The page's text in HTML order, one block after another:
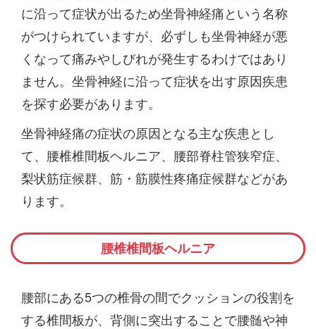
に沿って症状が出るため坐骨神経痛という名称
がつけられていますが、必ずしも坐骨神経が悪
くなって痛みやしびれが発生するわけではあり
ません。坐骨神経に沿って症状を出す原因疾患
を探す必要があります。
坐骨神経痛の症状の原因となる主な疾患とし
て、腰椎椎間板ヘルニア、腰部脊柱管狭窄症、
梨状筋症候群、筋・筋膜性疼痛症候群などがあ
ります。
腰椎椎間板ヘルニア
腰部にある5つの椎骨の間でクッションの役割を
する椎間板が、背側に突出することで腰髄や神